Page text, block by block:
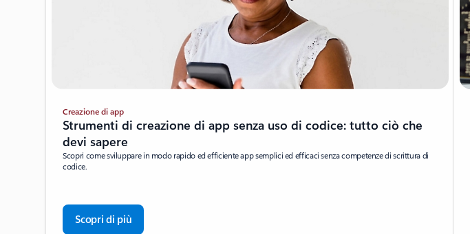
Creazione di app
Strumenti di creazione di app senza uso di codice: tutto ciò che
devi sapere
Scopri come sviluppare in modo rapido ed efficiente app semplici ed efficaci senza competenze di scrittura di
codice.
Scopri di più